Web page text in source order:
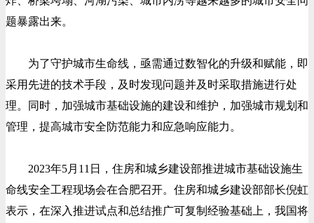
题暴露出来。
为了守护城市生命线，亟需通过数智化的升级和赋能，即
采用先进的技术手段，及时发现问题并及时采取措施进行处
理。同时，加强城市基础设施的建设和维护，加强城市规划和
管理，提高城市安全防范能力和应急响应能力。
2023年5月11日，住房和城乡建设部推进城市基础设施生
命线安全工程现场会在合肥召开。住房和城乡建设部部长倪虹
表示，在深入推进试点和总结推广可复制经验基础上，我国将